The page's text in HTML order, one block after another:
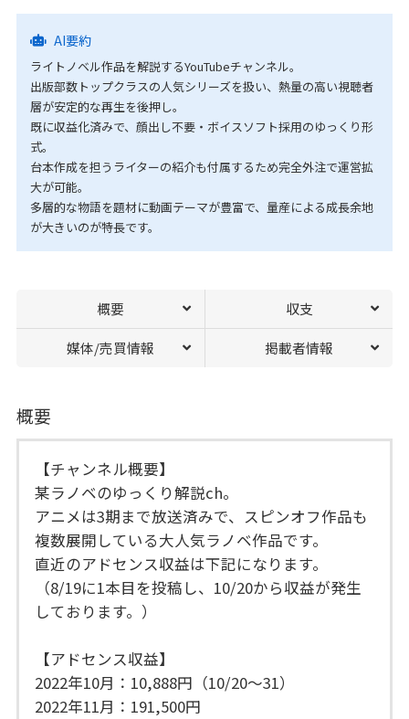
AI要約
ライトノベル作品を解説するYouTubeチャンネル。
出版部数トップクラスの人気シリーズを扱い、熱量の高い視聴者
層が安定的な再生を後押し。
既に収益化済みで、顔出し不要・ボイスソフト採用のゆっくり形
式。
台本作成を担うライターの紹介も付属するため完全外注で運営拡
大が可能。
多層的な物語を題材に動画テーマが豊富で、量産による成長余地
が大きいのが特長です。
概要 収支
媒体/売買情報 掲載者情報
概要
【チャンネル概要】
某ラノベのゆっくり解説ch。
アニメは3期まで放送済みで、スピンオフ作品も
複数展開している大人気ラノベ作品です。
直近のアドセンス収益は下記になります。
（8/19に1本目を投稿し、10/20から収益が発生
しております。）
【アドセンス収益】
2022年10月：10,888円（10/20〜31）
2022年11月：191,500円